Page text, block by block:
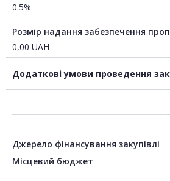
0.5%
Розмір надання забезпечення
0,00 UAH
Додаткові умови проведення
Джерело фінансування закупівлі
Місцевий бюджет